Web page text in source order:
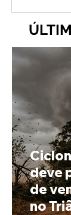
deve
de
no